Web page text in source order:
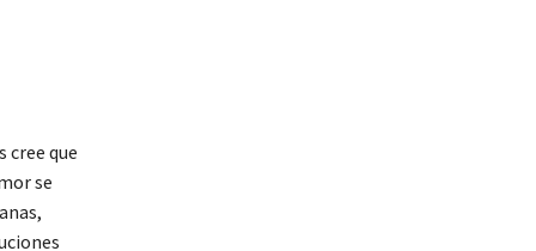
cree que
se